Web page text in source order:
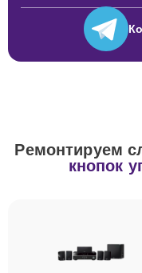
Ремонтируем
кнопок